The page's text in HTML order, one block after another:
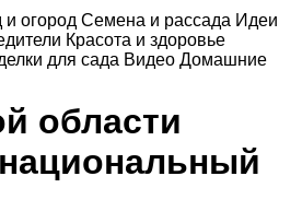
огород Семена и рассада Идеи
Красота и здоровье
для сада Видео Домашние
области